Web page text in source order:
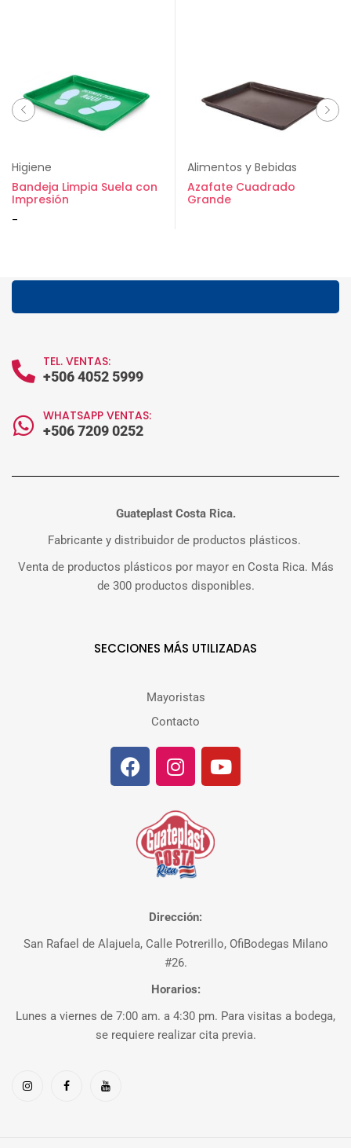
Higiene
Bandeja Limpia Suela con
Impresión
-
Alimentos y Bebidas
Azafate Cuadrado
Grande
TEL. VENTAS:
+506 4052 5999
WHATSAPP VENTAS:
+506 7209 0252
Guateplast Costa Rica.
Fabricante y distribuidor de productos plásticos.
Venta de productos plásticos por mayor en Costa Rica. Más
de 300 productos disponibles.
SECCIONES MÁS UTILIZADAS
Mayoristas
Contacto
Dirección:
San Rafael de Alajuela, Calle Potrerillo, OfiBodegas Milano
#26.
Horarios:
Lunes a viernes de 7:00 am. a 4:30 pm. Para visitas a bodega,
se requiere realizar cita previa.